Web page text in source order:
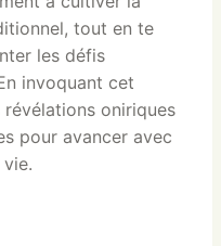
tout en te
les défis
invoquant cet
oniriques
pour avancer avec